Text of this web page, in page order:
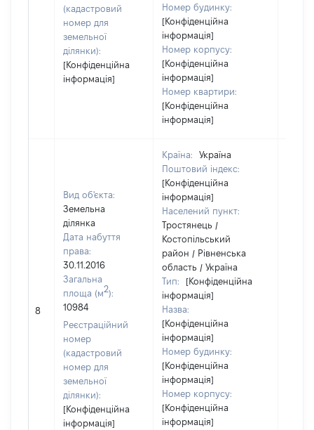
(кадастровий
номер для
земельної
ділянки):
[Конфіденційна
інформація]
Номер будинку:
[Конфіденційна
інформація]
Номер корпусу:
[Конфіденційна
інформація]
Номер квартири:
[Конфіденційна
інформація]
8
Вид об'єкта:
Земельна
ділянка
Дата набуття
права:
30.11.2016
Загальна
площа (м2):
10984
Реєстраційний
номер
(кадастровий
номер для
земельної
ділянки):
[Конфіденційна
інформація]
Країна:
Україна
Поштовий індекс:
[Конфіденційна
інформація]
Населений пункт:
Тростянець /
Костопільський
район / Рівненська
область / Україна
Тип:
[Конфіденційна
інформація]
Назва:
[Конфіденційна
інформація]
Номер будинку:
[Конфіденційна
інформація]
Номер корпусу:
[Конфіденційна
інформація]